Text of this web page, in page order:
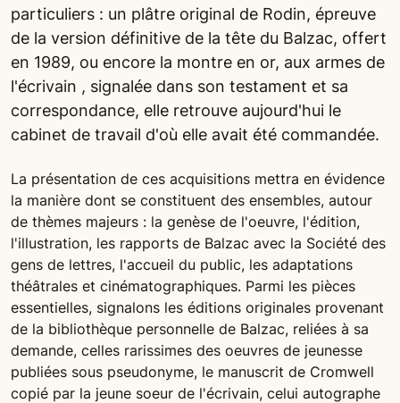
particuliers : un plâtre original de Rodin, épreuve
de la version définitive de la tête du Balzac, offert
en 1989, ou encore la montre en or, aux armes de
l'écrivain , signalée dans son testament et sa
correspondance, elle retrouve aujourd'hui le
cabinet de travail d'où elle avait été commandée.
La présentation de ces acquisitions mettra en évidence
la manière dont se constituent des ensembles, autour
de thèmes majeurs : la genèse de l'oeuvre, l'édition,
l'illustration, les rapports de Balzac avec la Société des
gens de lettres, l'accueil du public, les adaptations
théâtrales et cinématographiques. Parmi les pièces
essentielles, signalons les éditions originales provenant
de la bibliothèque personnelle de Balzac, reliées à sa
demande, celles rarissimes des oeuvres de jeunesse
publiées sous pseudonyme, le manuscrit de Cromwell
copié par la jeune soeur de l'écrivain, celui autographe